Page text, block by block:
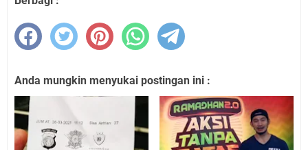
Anda mungkin menyukai postingan ini :